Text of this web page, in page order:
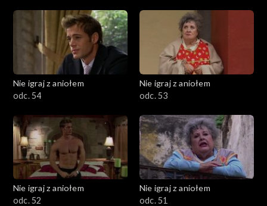
Nie igraj z aniołem
odc. 54
Nie igraj z aniołem
odc. 53
Nie igraj z aniołem
odc. 52
Nie igraj z aniołem
odc. 51